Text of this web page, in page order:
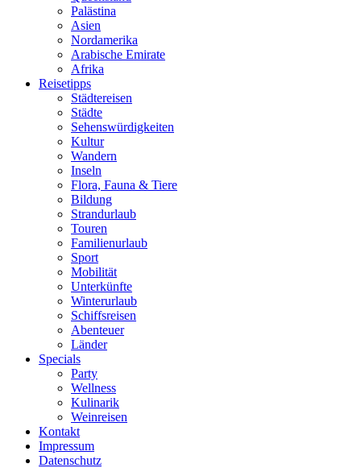
Palästina
Asien
Nordamerika
Arabische Emirate
Afrika
Reisetipps
Städtereisen
Städte
Sehenswürdigkeiten
Kultur
Wandern
Inseln
Flora, Fauna & Tiere
Bildung
Strandurlaub
Touren
Familienurlaub
Sport
Mobilität
Unterkünfte
Winterurlaub
Schiffsreisen
Abenteuer
Länder
Specials
Party
Wellness
Kulinarik
Weinreisen
Kontakt
Impressum
Datenschutz